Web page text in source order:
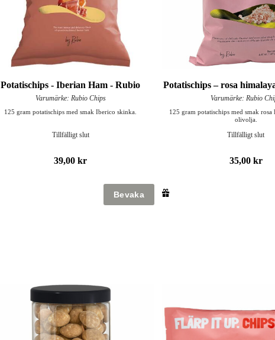
Potatischips - Iberian Ham - Rubio
Varumärke: Rubio Chips
125 gram potatischips med smak Iberico skinka.
Tillfälligt slut
39,00 kr
Potatischips – rosa
Varumärke: Rubio
125 gram potatischips med smak rosa
olivolja.
Tillfälligt slut
35,00 kr